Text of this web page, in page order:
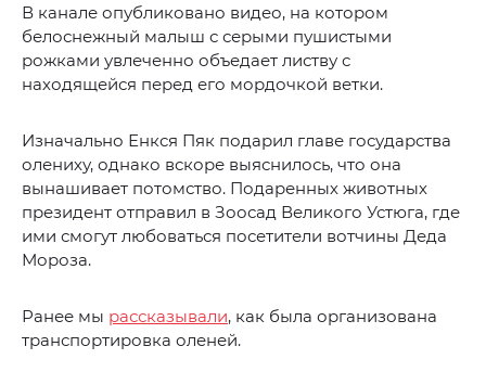
В канале опубликовано видео, на котором
белоснежный малыш с серыми пушистыми
рожками увлеченно объедает листву с
находящейся перед его мордочкой ветки.
Изначально Енкся Пяк подарил главе государства
олениху, однако вскоре выяснилось, что она
вынашивает потомство. Подаренных животных
президент отправил в Зоосад Великого Устюга, где
ими смогут любоваться посетители вотчины Деда
Мороза.
Ранее мы рассказывали, как была организована
транспортировка оленей.